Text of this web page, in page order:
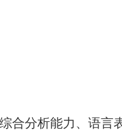
合分析能力、语言